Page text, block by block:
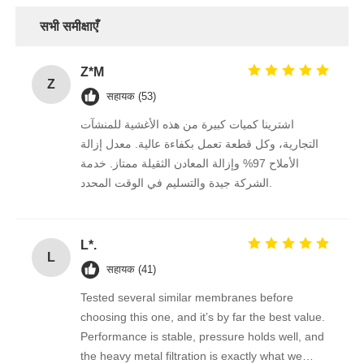
पानी फिल्टर कारतूस
आवासीय आरओ झिल्ली
वाटर फ़िल्टर कनेक्शन फिटिंग
औद्योगिक आरओ झिल्ली
आरओ झिल्ली आवास
सभी समीक्षाएँ
Z
Z*M
सहायक (53)
اشترينا كميات كبيرة من هذه الأغشية للمنشآت
التجارية، وكل قطعة تعمل بكفاءة عالية. معدل إزالة
الأملاح 97% وإزالة المعادن الثقيلة ممتاز. خدمة
L
L*.
सहायक (41)
Tested several similar membranes before
choosing this one, and it’s by far the best value.
Performance is stable, pressure holds well, and
the heavy metal filtration is exactly what we